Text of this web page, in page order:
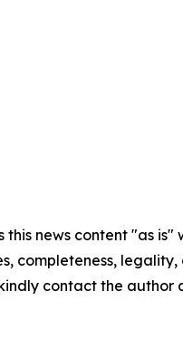
this news content "as
completeness,
contact the author